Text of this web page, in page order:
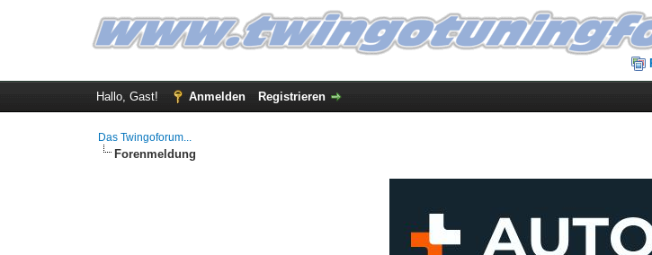
Hallo, Gast! Anmelden Registrieren
Das Twingoforum...
Forenmeldung